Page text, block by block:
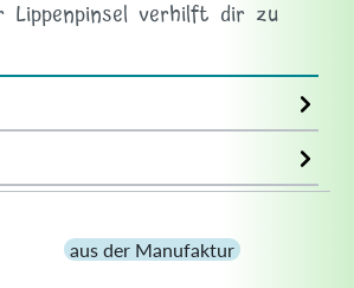
Lippenpinsel verhilft dir zu
aus der Manufaktur